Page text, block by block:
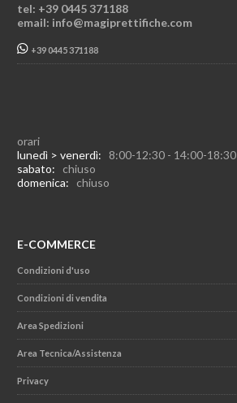
tel: +39 0445 371188
email: info@magiprettifiche.com
+39 0445 371188
orari
lunedì > venerdì: 8:00-12:30 - 14:00-18:30
sabato: chiuso
domenica: chiuso
E-COMMERCE
Condizioni d'uso
Condizioni di vendita
Area Spedizioni
Area Tecnica/Assistenza
Privacy